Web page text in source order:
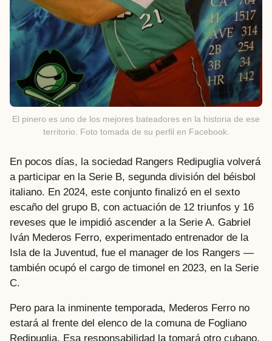
El pinero es uno de los mejores bateadores en la historia de ese
territorio. Foto tomada de su perfil en Facebook.
En pocos días, la sociedad Rangers Redipuglia volverá
a participar en la Serie B, segunda división del béisbol
italiano. En 2024, este conjunto finalizó en el sexto
escaño del grupo B, con actuación de 12 triunfos y 16
reveses que le impidió ascender a la Serie A. Gabriel
Iván Mederos Ferro, experimentado entrenador de la
Isla de la Juventud, fue el manager de los Rangers —
también ocupó el cargo de timonel en 2023, en la Serie
C.
Pero para la inminente temporada, Mederos Ferro no
estará al frente del elenco de la comuna de Fogliano
Redipuglia. Esa responsabilidad la tomará otro cubano,